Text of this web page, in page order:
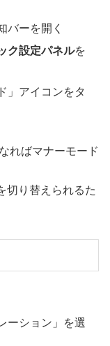
バーを開く
ク設定パネルを
」アイコンをタ
ればマナーモード
切り替えられるた
ーション」を選